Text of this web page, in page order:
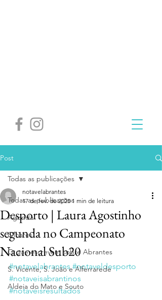
Post
Todas as publicações
Agenda
Olhares
O que escrevem sobre Abrantes
S. Vicente, S. João e Alferrarede
Aldeia do Mato e Souto
Todas as publicações
Desporto | Laura Agostinho
segunda no Campeonato
Nacional Sub20
notavelabrantes
17 de fev. de 2025 1 min de leitura
#notavelabrantes #notaveldesporto
#notaveisabrantinos
#notaveisresultados